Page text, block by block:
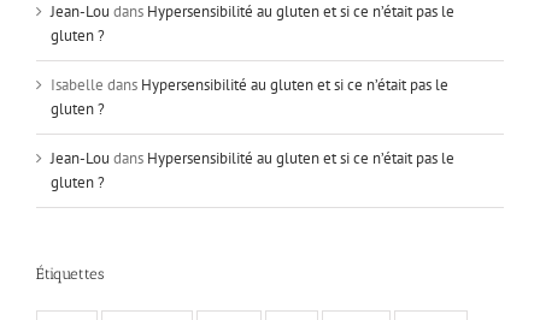
Jean-Lou dans Hypersensibilité au gluten et si ce n’était pas le
gluten ?
Isabelle dans Hypersensibilité au gluten et si ce n’était pas le
gluten ?
Jean-Lou dans Hypersensibilité au gluten et si ce n’était pas le
gluten ?
Étiquettes